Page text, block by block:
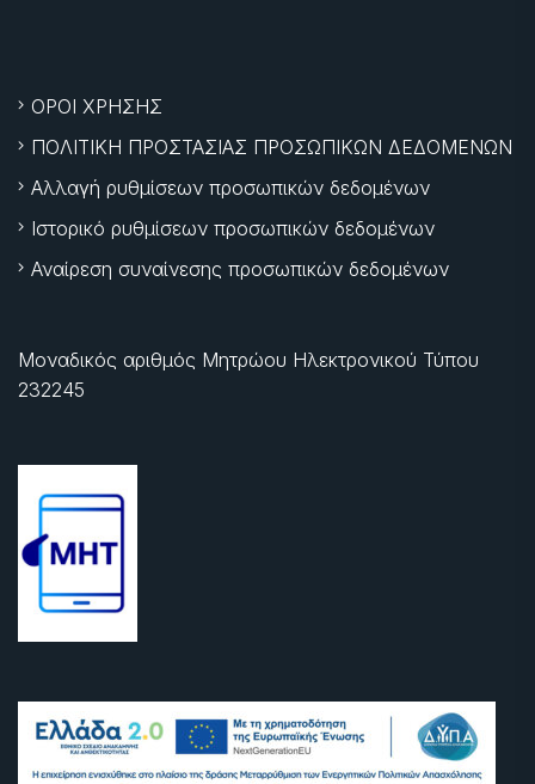
ΟΡΟΙ ΧΡΗΣΗΣ
ΠΟΛΙΤΙΚΗ ΠΡΟΣΤΑΣΙΑΣ ΠΡΟΣΩΠΙΚΩΝ ΔΕΔΟΜΕΝΩΝ
Αλλαγή ρυθμίσεων προσωπικών δεδομένων
Ιστορικό ρυθμίσεων προσωπικών δεδομένων
Αναίρεση συναίνεσης προσωπικών δεδομένων
Μοναδικός αριθμός Μητρώου Ηλεκτρονικού Τύπου
232245